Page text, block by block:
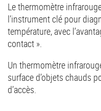
Le thermomètre
l’instrument clé pour
température, avec
contact ».
Un thermomètre
surface d’objets chauds
d’accès.